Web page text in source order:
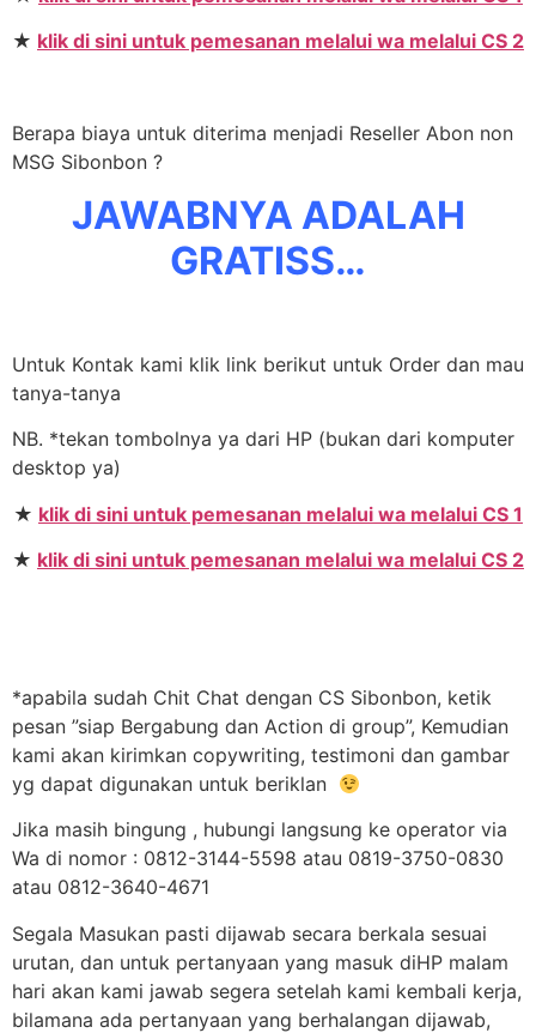
★ klik di sini untuk pemesanan melalui wa melalui CS 2
Berapa biaya untuk diterima menjadi Reseller Abon non
MSG Sibonbon ?
JAWABNYA ADALAH
GRATISS…
Untuk Kontak kami klik link berikut untuk Order dan mau
tanya-tanya
NB. *tekan tombolnya ya dari HP (bukan dari komputer
desktop ya)
★ klik di sini untuk pemesanan melalui wa melalui CS 1
★ klik di sini untuk pemesanan melalui wa melalui CS 2
*apabila sudah Chit Chat dengan CS Sibonbon, ketik
pesan ”siap Bergabung dan Action di group”, Kemudian
kami akan kirimkan copywriting, testimoni dan gambar
yg dapat digunakan untuk beriklan
Jika masih bingung , hubungi langsung ke operator via
Wa di nomor : 0812-3144-5598 atau 0819-3750-0830
atau 0812-3640-4671
Segala Masukan pasti dijawab secara berkala sesuai
urutan, dan untuk pertanyaan yang masuk diHP malam
hari akan kami jawab segera setelah kami kembali kerja,
bilamana ada pertanyaan yang berhalangan dijawab,